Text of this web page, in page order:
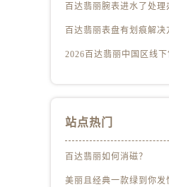
站点热门
百达翡丽如何消磁？